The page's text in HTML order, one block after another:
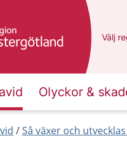
Du
Välj
Olyckor &
Så växer och